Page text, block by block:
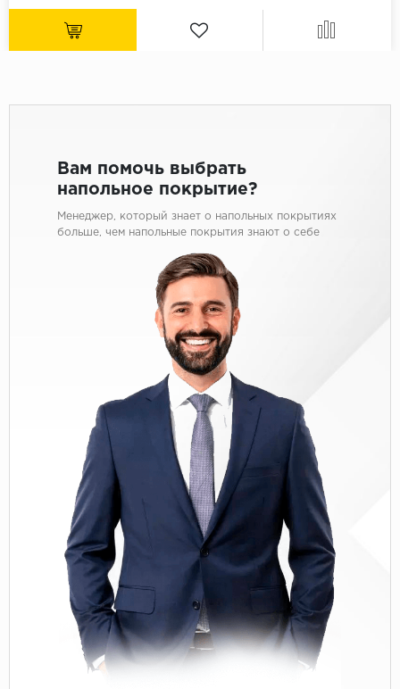
Вам помочь выбрать
напольное покрытие?
Менеджер, который знает о напольных покрытиях
больше, чем напольные покрытия знают о себе